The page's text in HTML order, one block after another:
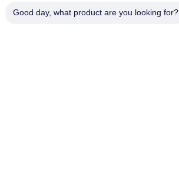
Good day, what product are you looking for?